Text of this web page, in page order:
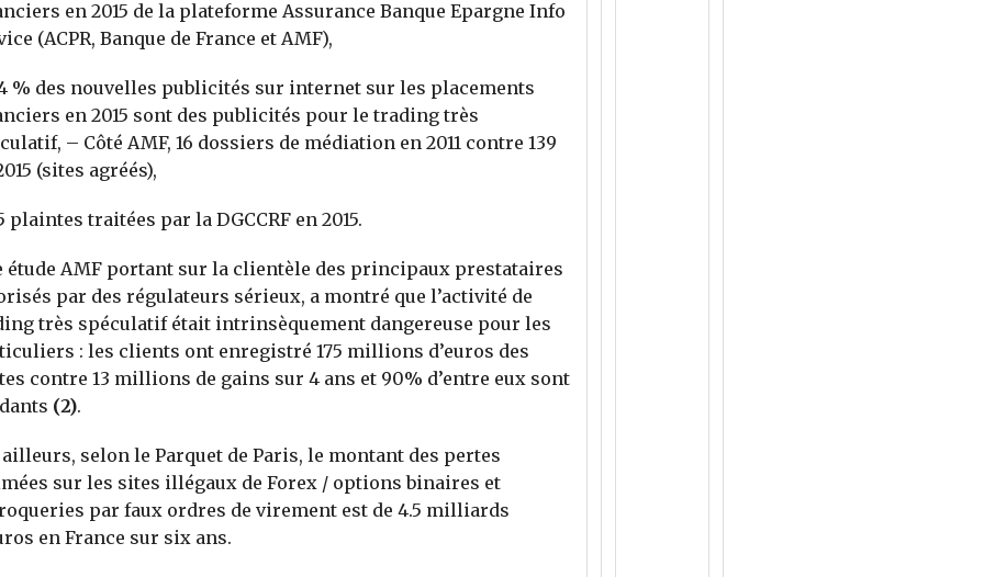
en 2015 de la plateforme Assurance Banque Epargne Info
(ACPR, Banque de France et AMF),
% des nouvelles publicités sur internet sur les placements
en 2015 sont des publicités pour le trading très
– Côté AMF, 16 dossiers de médiation en 2011 contre 139
(sites agréés),
plaintes traitées par la DGCCRF en 2015.
étude AMF portant sur la clientèle des principaux prestataires
par des régulateurs sérieux, a montré que l’activité de
très spéculatif était intrinsèquement dangereuse pour les
: les clients ont enregistré 175 millions d’euros des
contre 13 millions de gains sur 4 ans et 90% d’entre eux sont
(2).
selon le Parquet de Paris, le montant des pertes
sur les sites illégaux de Forex / options binaires et
par faux ordres de virement est de 4.5 milliards
en France sur six ans.